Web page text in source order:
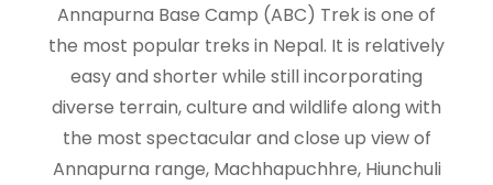
Annapurna Base Camp (ABC) Trek is one of
the most popular treks in Nepal. It is relatively
easy and shorter while still incorporating
diverse terrain, culture and wildlife along with
the most spectacular and close up view of
Annapurna range, Machhapuchhre, Hiunchuli